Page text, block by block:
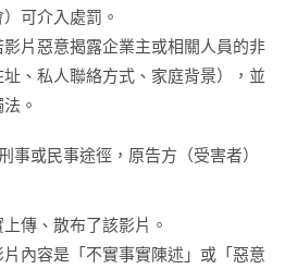
）可介入處罰。
影片惡意揭露企業主或相關人員的非
、私人聯絡方式、家庭背景），並
。
事或民事途徑，原告方（受害者）
上傳、散布了該影片。
片內容是「不實事實陳述」或「惡意